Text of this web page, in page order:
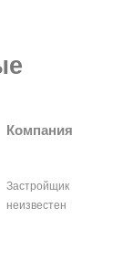
Компания
Застройщик
неизвестен